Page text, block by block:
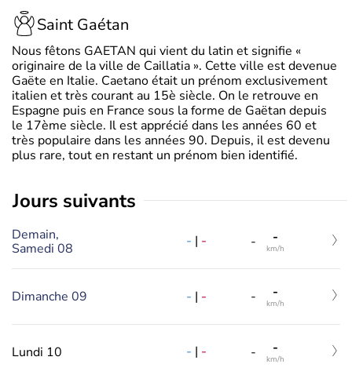
Saint Gaétan
Nous fêtons GAETAN qui vient du latin et signifie «
originaire de la ville de Caillatia ». Cette ville est devenue
Gaëte en Italie. Caetano était un prénom exclusivement
italien et très courant au 15è siècle. On le retrouve en
Espagne puis en France sous la forme de Gaëtan depuis
le 17ème siècle. Il est apprécié dans les années 60 et
très populaire dans les années 90. Depuis, il est devenu
plus rare, tout en restant un prénom bien identifié.
jours suivants
Demain,
Samedi 08
- | - - -
km/h
Dimanche 09 - | - - -
km/h
Lundi 10 - | - - -
km/h